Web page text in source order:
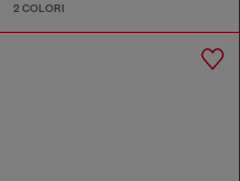
2 COLORI